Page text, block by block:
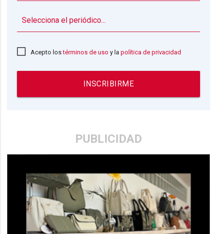
Acepto lostérminos de uso y lapolítica de privacidad
INSCRIBIRME
PUBLICIDAD